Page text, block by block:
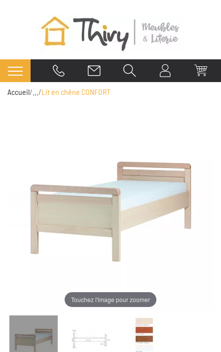
Accueil Lit en chêne CONFORT
Touchez l'image pour zoomer